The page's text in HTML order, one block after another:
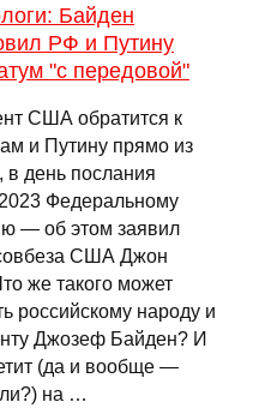
Байден
РФ и Путину
"с передовой"
США обратится к
и Путину прямо из
день послания
Федеральному
— об этом заявил
США Джон
же такого может
российскому народу и
Джозеф Байден? И
(да и вообще —
ли?) на …